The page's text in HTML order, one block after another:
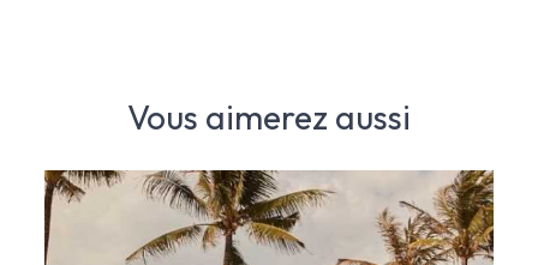
Vous aimerez aussi